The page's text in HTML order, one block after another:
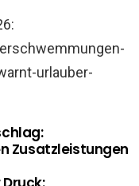
urlauber-
Zusatzleistungen